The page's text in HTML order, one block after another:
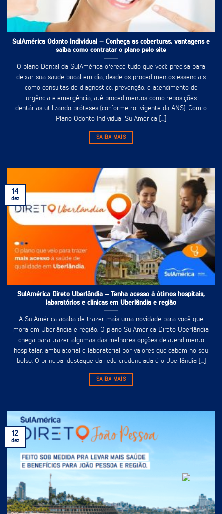
SulAmérica Odonto Individual – Conheça as coberturas, vantagens e
saiba como contratar o plano pelo site
O plano Dental da SulAmérica oferece tudo que você precisa para
deixar sua saúde bucal em dia, desde os procedimentos essenciais
como consultas de diagnóstico, prevenção, e atendimento de
urgência e emergência, até procedimentos como reposições
dentárias utilizando próteses (conforme rol vigente da ANS). Com o
Plano Odonto Individual SulAmérica [...]
SAIBA MAIS
SulAmérica Direto Uberlândia – Tenha acesso à ótimos hospitais,
laboratórios e clínicas em Uberlândia e região
A SulAmérica acaba de trazer mais uma novidade para você que
mora em Uberlândia e região. O plano SulAmérica Direto Uberlândia
chega para trazer algumas das melhores opções de atendimento
hospitalar, ambulatorial e laboratorial por valores que cabem no seu
bolso. O principal destaque da rede credenciada é o Uberlândia [...]
SAIBA MAIS
14
dez
12
dez